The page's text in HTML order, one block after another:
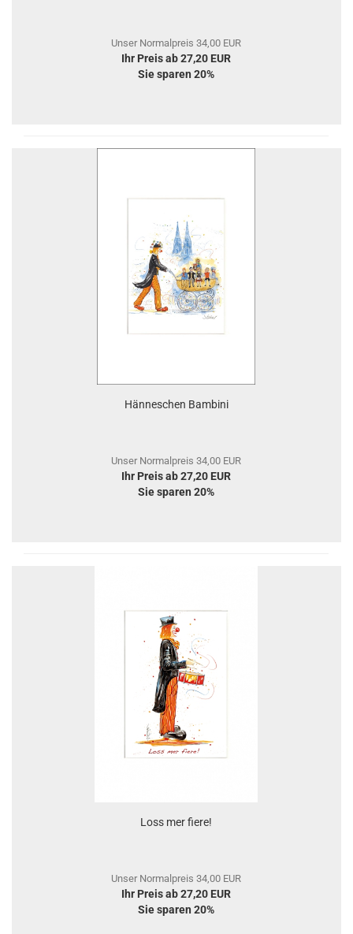
Unser Normalpreis 34,00 EUR
Ihr Preis ab 27,20 EUR
Sie sparen 20%
Hänneschen Bambini
Unser Normalpreis 34,00 EUR
Ihr Preis ab 27,20 EUR
Sie sparen 20%
Loss mer fiere!
Unser Normalpreis 34,00 EUR
Ihr Preis ab 27,20 EUR
Sie sparen 20%